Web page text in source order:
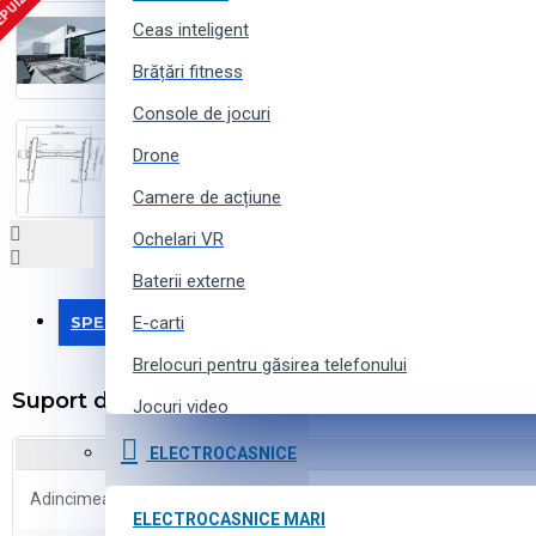
Ceas inteligent
Brățări fitness
Console de jocuri
Drone
Camere de acțiune
Ochelari VR
Baterii externe
E-carti
Brelocuri pentru găsirea telefonului
Jocuri video
Curele pentru ceasuri inteligente
Accesorii pentru camere de acțiune
ELECTROCASNICE
ELECTROCASNICE MARI
SPECIFICAȚII
Suport de perete înclinat Reflecta Slim 70-
Adincimea